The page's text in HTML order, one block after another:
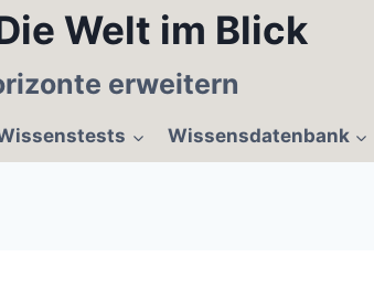
Welt im Blick
erweitern
Wissensdatenbank